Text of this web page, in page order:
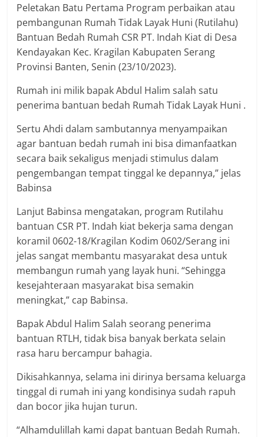
Peletakan Batu Pertama Program perbaikan atau
pembangunan Rumah Tidak Layak Huni (Rutilahu)
Bantuan Bedah Rumah CSR PT. Indah Kiat di Desa
Kendayakan Kec. Kragilan Kabupaten Serang
Provinsi Banten, Senin (23/10/2023).
Rumah ini milik bapak Abdul Halim salah satu
penerima bantuan bedah Rumah Tidak Layak Huni .
Sertu Ahdi dalam sambutannya menyampaikan
agar bantuan bedah rumah ini bisa dimanfaatkan
secara baik sekaligus menjadi stimulus dalam
pengembangan tempat tinggal ke depannya,” jelas
Babinsa
Lanjut Babinsa mengatakan, program Rutilahu
bantuan CSR PT. Indah kiat bekerja sama dengan
koramil 0602-18/Kragilan Kodim 0602/Serang ini
jelas sangat membantu masyarakat desa untuk
membangun rumah yang layak huni. “Sehingga
kesejahteraan masyarakat bisa semakin
meningkat,” cap Babinsa.
Bapak Abdul Halim Salah seorang penerima
bantuan RTLH, tidak bisa banyak berkata selain
rasa haru bercampur bahagia.
Dikisahkannya, selama ini dirinya bersama keluarga
tinggal di rumah ini yang kondisinya sudah rapuh
dan bocor jika hujan turun.
“Alhamdulillah kami dapat bantuan Bedah Rumah.